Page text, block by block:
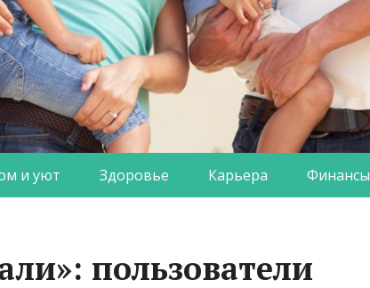
и уют Здоровье Карьера Финансы
пользователи